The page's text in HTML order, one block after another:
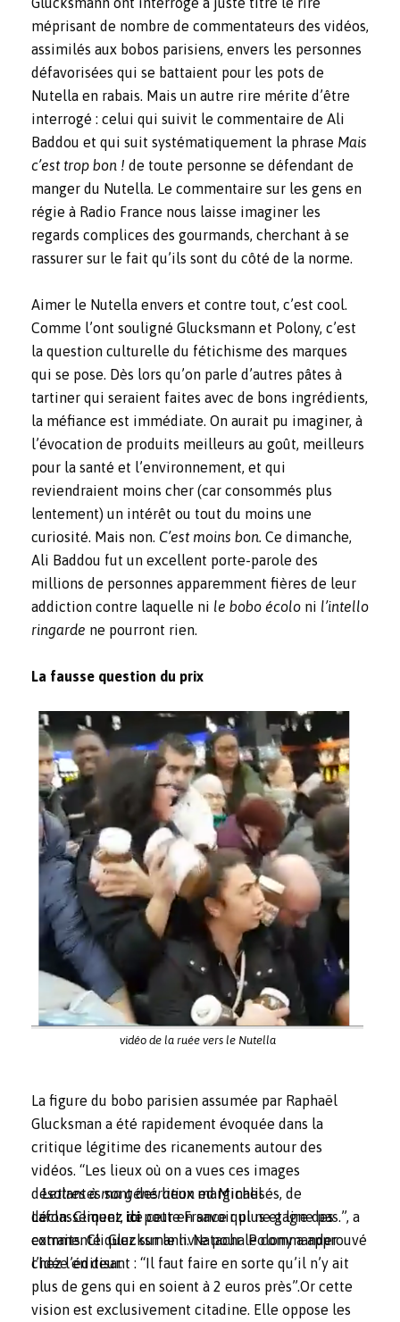
méprisant de nombre de commentateurs des vidéos,
assimilés aux bobos parisiens, envers les personnes
défavorisées qui se battaient pour les pots de
Nutella en rabais. Mais un autre rire mérite d’être
interrogé : celui qui suivit le commentaire de Ali
Baddou et qui suit systématiquement la phrase Mais
c’est trop bon ! de toute personne se défendant de
manger du Nutella. Le commentaire sur les gens en
régie à Radio France nous laisse imaginer les
regards complices des gourmands, cherchant à se
rassurer sur le fait qu’ils sont du côté de la norme.
Aimer le Nutella envers et contre tout, c’est cool.
Comme l’ont souligné Glucksmann et Polony, c’est
la question culturelle du fétichisme des marques
qui se pose. Dès lors qu’on parle d’autres pâtes à
tartiner qui seraient faites avec de bons ingrédients,
la méfiance est immédiate. On aurait pu imaginer, à
l’évocation de produits meilleurs au goût, meilleurs
pour la santé et l’environnement, et qui
reviendraient moins cher (car consommés plus
lentement) un intérêt ou tout du moins une
curiosité. Mais non. C’est moins bon. Ce dimanche,
Ali Baddou fut un excellent porte-parole des
millions de personnes apparemment fières de leur
addiction contre laquelle ni le bobo écolo ni l’intello
ringarde ne pourront rien.
La fausse question du prix
vidéo de la ruée vers le Nutella
La figure du bobo parisien assumée par Raphaël
Glucksman a été rapidement évoquée dans la
critique légitime des ricanements autour des
vidéos. “Les lieux où on a vues ces images
désolantes sont des lieux marginalisés, de
déclassement, de cette France qui ne gagne pas.”, a
commenté Glucksmann. Natacha Polony a approuvé
l’idée en disant : “Il faut faire en sorte qu’il n’y ait
plus de gens qui en soient à 2 euros près”.Or cette
vision est exclusivement citadine. Elle oppose les
Lettres à ma génération ed Michel
Lafon. Cliquez icipour en savoir plus et lire des
extraits. Cliquez sur le livre pour le commander
chez l’éditeur.